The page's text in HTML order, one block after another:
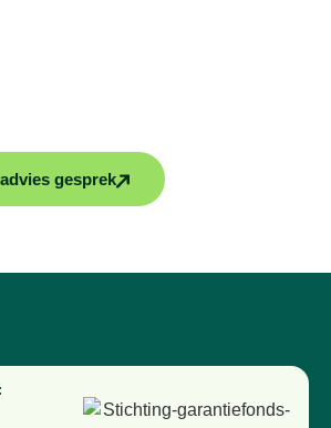
gesprek